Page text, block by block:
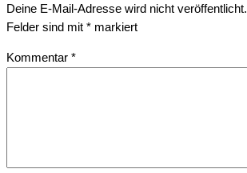
Deine E-Mail-Adresse wird nicht veröffentlicht.
Felder sind mit * markiert
Kommentar *